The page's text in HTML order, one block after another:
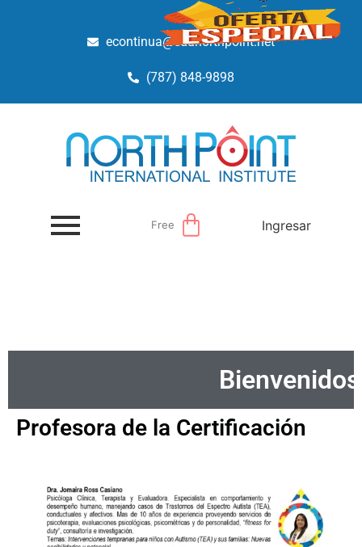
econtinua@edunorthpoint.net
(787) 848-9898
Free Ingresar
Profesora de la Certificación